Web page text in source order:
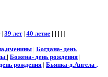
| 39 лет| 40 летие | | | | |
| Богдана- день
| Божена- день рождения |
рождения | Бьянка-д.Ангела ,